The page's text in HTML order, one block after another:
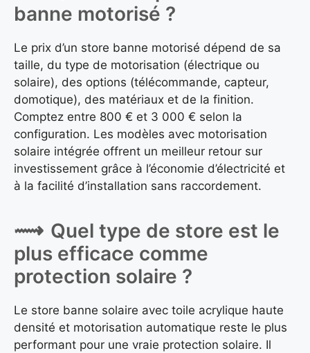
banne motorisé ?
Le prix d’un store banne motorisé dépend de sa
taille, du type de motorisation (électrique ou
solaire), des options (télécommande, capteur,
domotique), des matériaux et de la finition.
Comptez entre 800 € et 3 000 € selon la
configuration. Les modèles avec motorisation
solaire intégrée offrent un meilleur retour sur
investissement grâce à l’économie d’électricité et
à la facilité d’installation sans raccordement.
Quel type de store est le
plus efficace comme
protection solaire ?
Le store banne solaire avec toile acrylique haute
densité et motorisation automatique reste le plus
performant pour une vraie protection solaire. Il